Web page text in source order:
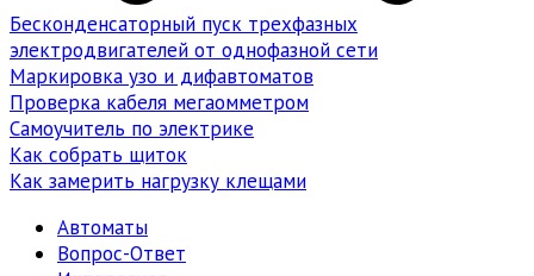
Бесконденсаторный пуск трехфазных
электродвигателей от однофазной сети
Маркировка узо и дифавтоматов
Проверка кабеля мегаомметром
Самоучитель по электрике
Как собрать щиток
Как замерить нагрузку клещами
Автоматы
Вопрос-Ответ